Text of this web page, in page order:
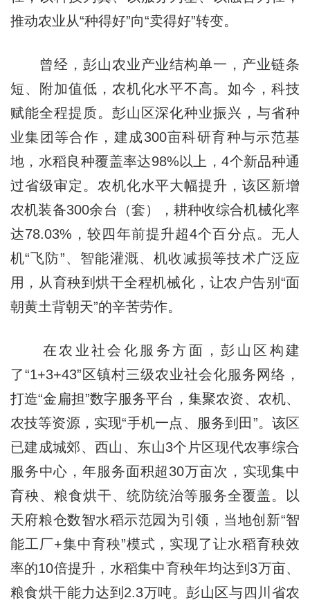
推动农业从“种得好”向“卖得好”转变。
曾经，彭山农业产业结构单一，产业链条
短、附加值低，农机化水平不高。如今，科技
赋能全程提质。彭山区深化种业振兴，与省种
业集团等合作，建成300亩科研育种与示范基
地，水稻良种覆盖率达98%以上，4个新品种通
过省级审定。农机化水平大幅提升，该区新增
农机装备300余台（套），耕种收综合机械化率
达78.03%，较四年前提升超4个百分点。无人
机“飞防”、智能灌溉、机收减损等技术广泛应
用，从育秧到烘干全程机械化，让农户告别“面
朝黄土背朝天”的辛苦劳作。
在农业社会化服务方面，彭山区构建
了“1+3+43”区镇村三级农业社会化服务网络，
打造“金扁担”数字服务平台，集聚农资、农机、
农技等资源，实现“手机一点、服务到田”。该区
已建成城郊、西山、东山3个片区现代农事综合
服务中心，年服务面积超30万亩次，实现集中
育秧、粮食烘干、统防统治等服务全覆盖。以
天府粮仓数智水稻示范园为引领，当地创新“智
能工厂+集中育秧”模式，实现了让水稻育秧效
率的10倍提升，水稻集中育秧年均达到3万亩、
粮食烘干能力达到2.3万吨。彭山区与四川省农